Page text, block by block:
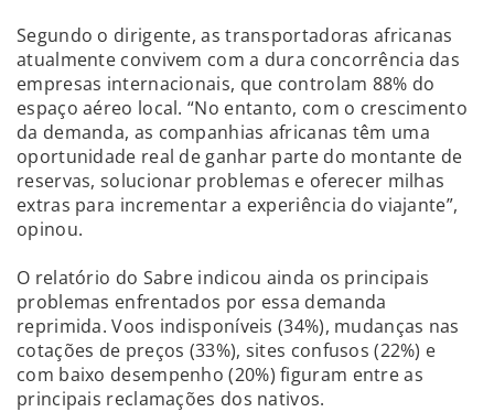
Segundo o dirigente, as transportadoras africanas
atualmente convivem com a dura concorrência das
empresas internacionais, que controlam 88% do
espaço aéreo local. “No entanto, com o crescimento
da demanda, as companhias africanas têm uma
oportunidade real de ganhar parte do montante de
reservas, solucionar problemas e oferecer milhas
extras para incrementar a experiência do viajante”,
opinou.
O relatório do Sabre indicou ainda os principais
problemas enfrentados por essa demanda
reprimida. Voos indisponíveis (34%), mudanças nas
cotações de preços (33%), sites confusos (22%) e
com baixo desempenho (20%) figuram entre as
principais reclamações dos nativos.